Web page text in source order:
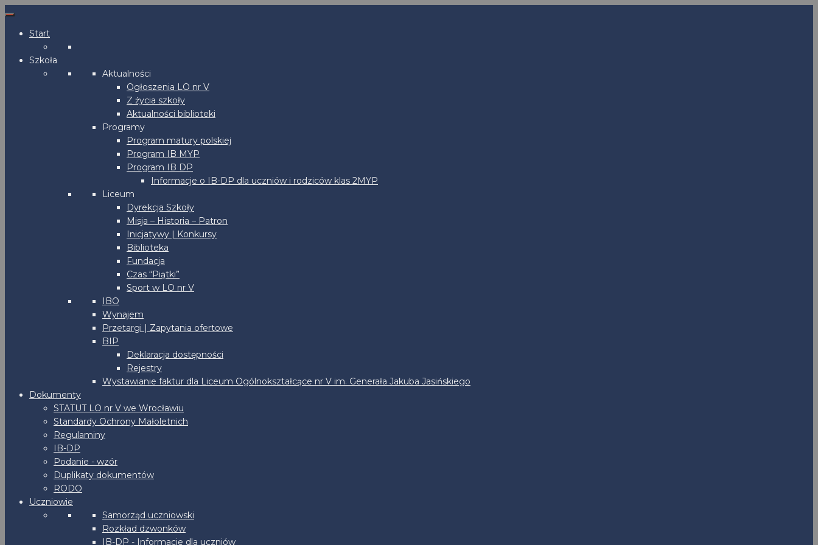
Start
Szkoła
Aktualności
Ogłoszenia LO nr V
Z życia szkoły
Aktualności biblioteki
Programy
Program matury polskiej
Program IB MYP
Program IB DP
Informacje o IB-DP dla uczniów i rodziców klas 2MYP
Liceum
Dyrekcja Szkoły
Misja – Historia – Patron
Inicjatywy | Konkursy
Biblioteka
Fundacja
Czas “Piątki”
Sport w LO nr V
IBO
Wynajem
Przetargi | Zapytania ofertowe
BIP
Deklaracja dostępności
Rejestry
Wystawianie faktur dla Liceum Ogólnokształcące nr V im. Generała Jakuba Jasińskiego
Dokumenty
STATUT LO nr V we Wrocławiu
Standardy Ochrony Małoletnich
Regulaminy
IB-DP
Podanie - wzór
Duplikaty dokumentów
RODO
Uczniowie
Samorząd uczniowski
Rozkład dzwonków
IB-DP - Informacje dla uczniów